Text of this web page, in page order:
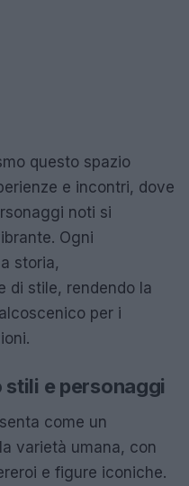
questo spazio
e incontri, dove
noti si
Ogni
storia,
di stile, rendendo la
per i
e personaggi
come un
varietà umana, con
e figure iconiche.